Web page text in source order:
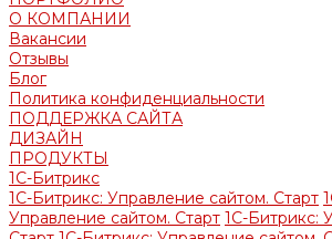
О КОМПАНИИ
Вакансии
Отзывы
Блог
Политика конфиденциальности
ПОДДЕРЖКА САЙТА
ДИЗАЙН
ПРОДУКТЫ
1С-Битрикс
1С-Битрикс: Управление сайтом. Старт
Управление сайтом. Старт 1С-Битрикс: